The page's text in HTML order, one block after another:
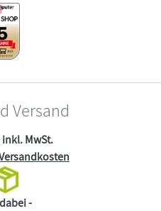
Versand
MwSt.
-